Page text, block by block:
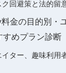
回避策と法的留
金の目的別・
すめプラン診断
ター、趣味利用